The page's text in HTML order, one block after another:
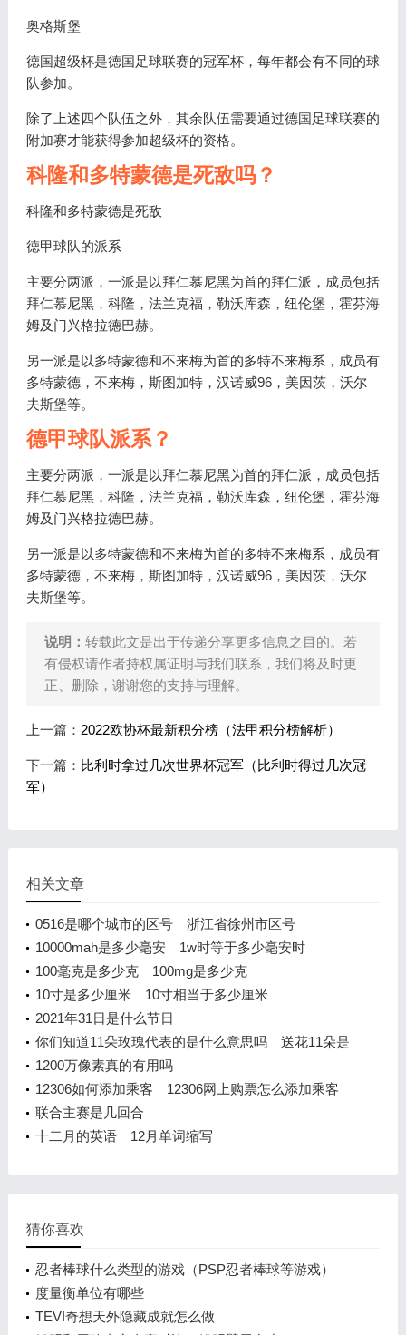
奥格斯堡
德国超级杯是德国足球联赛的冠军杯，每年都会有不同的球
队参加。
除了上述四个队伍之外，其余队伍需要通过德国足球联赛的
附加赛才能获得参加超级杯的资格。
科隆和多特蒙德是死敌吗？
科隆和多特蒙德是死敌
德甲球队的派系
主要分两派，一派是以拜仁慕尼黑为首的拜仁派，成员包括
拜仁慕尼黑，科隆，法兰克福，勒沃库森，纽伦堡，霍芬海
姆及门兴格拉德巴赫。
另一派是以多特蒙德和不来梅为首的多特不来梅系，成员有
多特蒙德，不来梅，斯图加特，汉诺威96，美因茨，沃尔
夫斯堡等。
德甲球队派系？
主要分两派，一派是以拜仁慕尼黑为首的拜仁派，成员包括
拜仁慕尼黑，科隆，法兰克福，勒沃库森，纽伦堡，霍芬海
姆及门兴格拉德巴赫。
另一派是以多特蒙德和不来梅为首的多特不来梅系，成员有
多特蒙德，不来梅，斯图加特，汉诺威96，美因茨，沃尔
夫斯堡等。
说明： 转载此文是出于传递分享更多信息之目的。若
有侵权请作者持权属证明与我们联系，我们将及时更
正、删除，谢谢您的支持与理解。
上一篇： 2022欧协杯最新积分榜（法甲积分榜解析）
下一篇： 比利时拿过几次世界杯冠军（比利时得过几次冠
军）
相关文章
0516是哪个城市的区号 浙江省徐州市区号
10000mah是多少毫安 1w时等于多少毫安时
100毫克是多少克 100mg是多少克
10寸是多少厘米 10寸相当于多少厘米
2021年31日是什么节日
你们知道11朵玫瑰代表的是什么意思吗 送花11朵是
什么含义
1200万像素真的有用吗
12306如何添加乘客 12306网上购票怎么添加乘客
联合主赛是几回合
十二月的英语 12月单词缩写
猜你喜欢
忍者棒球什么类型的游戏（PSP忍者棒球等游戏）
度量衡单位有哪些
TEVI奇想天外隐藏成就怎么做